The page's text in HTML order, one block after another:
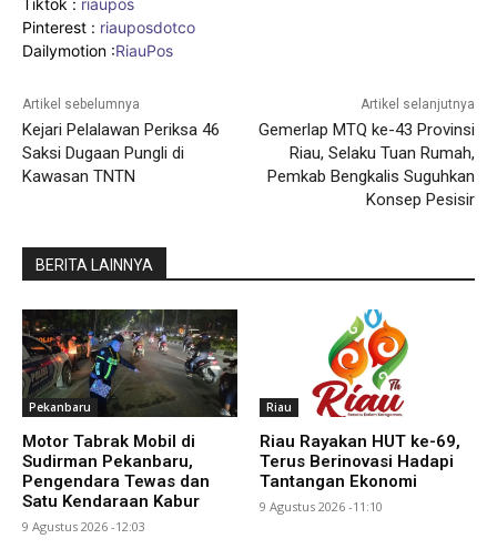
Tiktok : riaupos
Pinterest : riauposdotco
Dailymotion :RiauPos
Artikel sebelumnya
Kejari Pelalawan Periksa 46
Saksi Dugaan Pungli di
Kawasan TNTN
Artikel selanjutnya
Gemerlap MTQ ke-43 Provinsi
Riau, Selaku Tuan Rumah,
Pemkab Bengkalis Suguhkan
Konsep Pesisir
BERITA LAINNYA
Pekanbaru
Motor Tabrak Mobil di
Sudirman Pekanbaru,
Pengendara Tewas dan
Satu Kendaraan Kabur
9 Agustus 2026 -12:03
Riau
Riau Rayakan HUT ke-69,
Terus Berinovasi Hadapi
Tantangan Ekonomi
9 Agustus 2026 -11:10